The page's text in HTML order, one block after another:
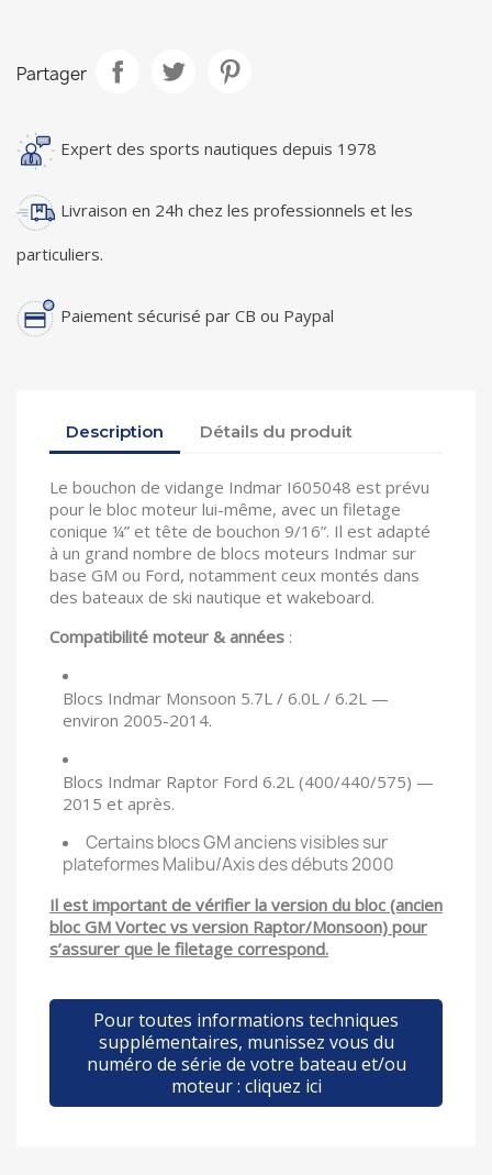
Partager
Expert des sports nautiques depuis 1978
Livraison en 24h chez les professionnels et les
particuliers.
Paiement sécurisé par CB ou Paypal
Description Détails du produit
Le bouchon de vidange Indmar I605048 est prévu
pour le bloc moteur lui-même, avec un filetage
conique ¼” et tête de bouchon 9/16”. Il est adapté
à un grand nombre de blocs moteurs Indmar sur
base GM ou Ford, notamment ceux montés dans
des bateaux de ski nautique et wakeboard.
Compatibilité moteur & années :
Blocs Indmar Monsoon 5.7L / 6.0L / 6.2L —
environ 2005-2014.
Blocs Indmar Raptor Ford 6.2L (400/440/575) —
2015 et après.
Certains blocs GM anciens visibles sur
plateformes Malibu/Axis des débuts 2000
Il est important de vérifier la version du bloc (ancien
bloc GM Vortec vs version Raptor/Monsoon) pour
s’assurer que le filetage correspond.
Pour toutes informations techniques
supplémentaires, munissez vous du
numéro de série de votre bateau et/ou
moteur : cliquez ici